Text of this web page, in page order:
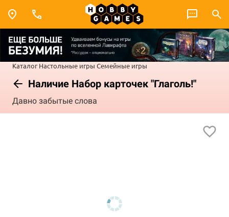
Каталог Настольные игры Семейные игры
Наличие Набор карточек "Глаголь!"
Давно забытые слова